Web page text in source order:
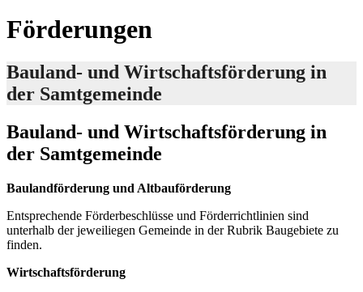
Förderungen
Bauland- und Wirtschaftsförderung in
der Samtgemeinde
Bauland- und Wirtschaftsförderung in
der Samtgemeinde
Baulandförderung und Altbauförderung
Entsprechende Förderbeschlüsse und Förderrichtlinien sind
unterhalb der jeweiliegen Gemeinde in der Rubrik Baugebiete zu
finden.
Wirtschaftsförderung